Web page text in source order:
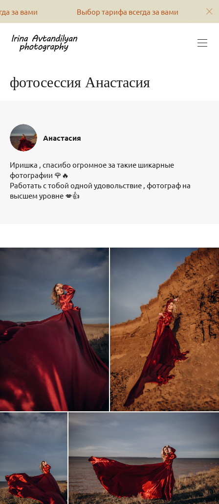
Выбор тарифа всегда за вами Выбор
фотосессия Анастасия
Анастасия
Иришка , спасибо огромное за такие шикарные
фотографии 🌹🔥
Работать с тобой одной удовольствие , фотограф на
высшем уровне 💋👍